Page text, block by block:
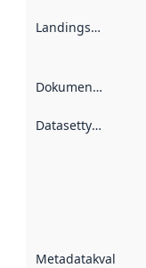
Landingsside
Dokumentasjon
Datasettype
Metadatakvalitet